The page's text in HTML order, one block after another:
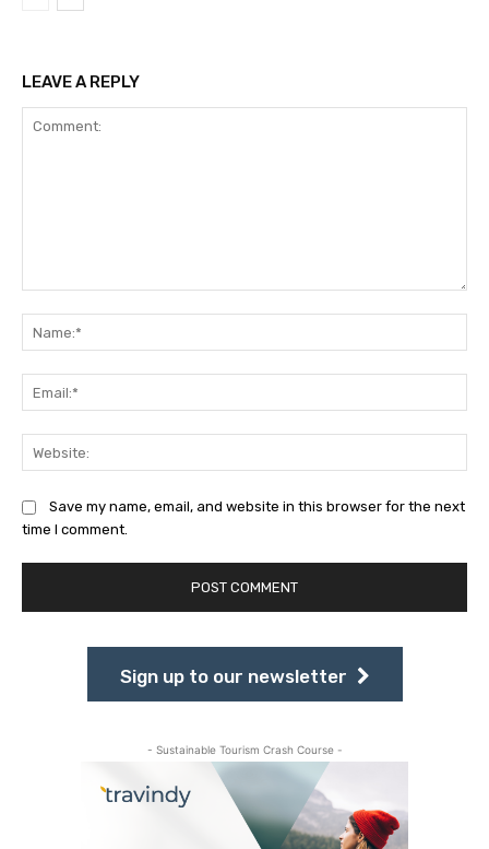
LEAVE A REPLY
Save my name, email, and website in this browser for the next
time I comment.
Sign up to our newsletter
- Sustainable Tourism Crash Course -